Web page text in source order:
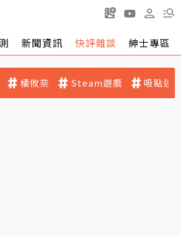
新聞資訊 快評雜談 紳士專區
橘攸奈 Steam遊戲 吸點迷